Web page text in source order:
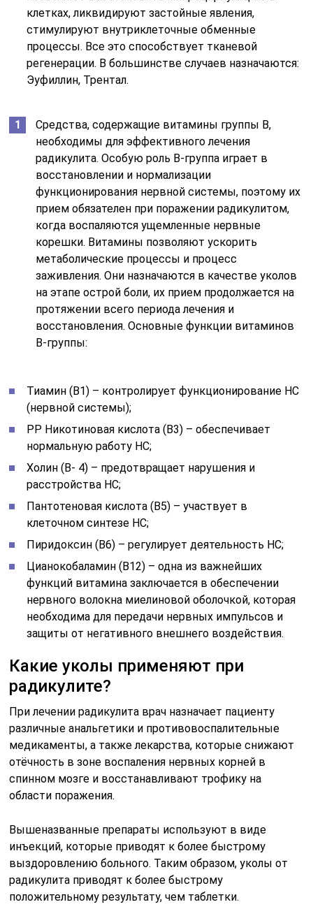
клетках, ликвидируют застойные явления,
стимулируют внутриклеточные обменные
процессы. Все это способствует тканевой
регенерации. В большинстве случаев назначаются:
Эуфиллин, Трентал.
Средства, содержащие витамины группы В,
необходимы для эффективного лечения
радикулита. Особую роль В-группа играет в
восстановлении и нормализации
функционирования нервной системы, поэтому их
прием обязателен при поражении радикулитом,
когда воспаляются ущемленные нервные
корешки. Витамины позволяют ускорить
метаболические процессы и процесс
заживления. Они назначаются в качестве уколов
на этапе острой боли, их прием продолжается на
протяжении всего периода лечения и
восстановления. Основные функции витаминов
В-группы:
Тиамин (В1) – контролирует функционирование НС
(нервной системы);
РР Никотиновая кислота (В3) – обеспечивает
нормальную работу НС;
Холин (В- 4) – предотвращает нарушения и
расстройства НС;
Пантотеновая кислота (В5) – участвует в
клеточном синтезе НС;
Пиридоксин (В6) – регулирует деятельность НС;
Цианокобаламин (В12) – одна из важнейших
функций витамина заключается в обеспечении
нервного волокна миелиновой оболочкой, которая
необходима для передачи нервных импульсов и
защиты от негативного внешнего воздействия.
Какие уколы применяют при
радикулите?
При лечении радикулита врач назначает пациенту
различные анальгетики и противовоспалительные
медикаменты, а также лекарства, которые снижают
отёчность в зоне воспаления нервных корней в
спинном мозге и восстанавливают трофику на
области поражения.
Вышеназванные препараты используют в виде
инъекций, которые приводят к более быстрому
выздоровлению больного. Таким образом, уколы от
радикулита приводят к более быстрому
положительному результату, чем таблетки.